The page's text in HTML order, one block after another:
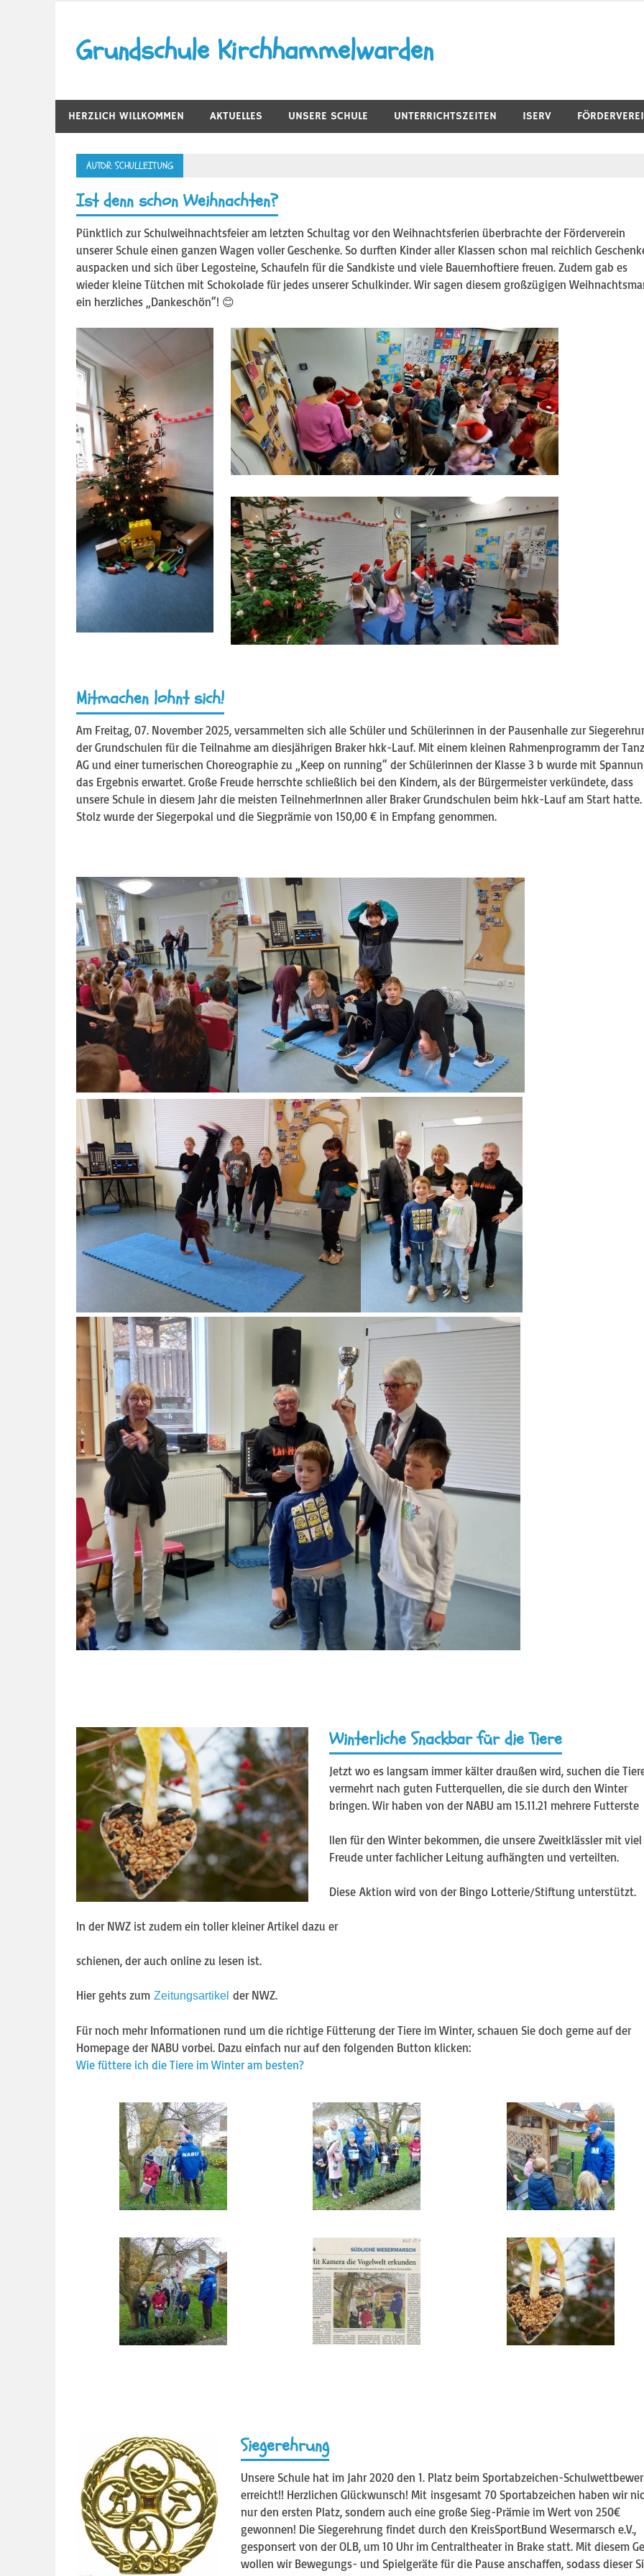
springen
Grundschule Kirchhammelwarden
HERZLICH WILLKOMMEN AKTUELLES UNSERE SCHULE UNTERRICHTSZEITEN ISERV
AUTOR: SCHULLEITUNG
Ist denn schon Weihnachten?
Pünktlich zur Schulweihnachtsfeier am letzten Schultag vor den Weihnachtsferien überbrachte der Förderverein
unserer Schule einen ganzen Wagen voller Geschenke. So durften Kinder aller Klassen schon mal reichlich
auspacken und sich über Legosteine, Schaufeln für die Sandkiste und viele Bauernhoftiere freuen. Zudem gab es
wieder kleine Tütchen mit Schokolade für jedes unserer Schulkinder. Wir sagen diesem großzügigen
ein herzliches „Dankeschön“! 😊
Mitmachen lohnt sich!
Am Freitag, 07. November 2025, versammelten sich alle Schüler und Schülerinnen in der Pausenhalle zur
der Grundschulen für die Teilnahme am diesjährigen Braker hkk-Lauf. Mit einem kleinen Rahmenprogramm der Tanz
AG und einer turnerischen Choreographie zu „Keep on running“ der Schülerinnen der Klasse 3 b wurde mit
das Ergebnis erwartet. Große Freude herrschte schließlich bei den Kindern, als der Bürgermeister verkündete, dass
unsere Schule in diesem Jahr die meisten TeilnehmerInnen aller Braker Grundschulen beim hkk-Lauf am Start hatte.
Stolz wurde der Siegerpokal und die Siegprämie von 150,00 € in Empfang genommen.
Winterliche Snackbar für die Tiere
Jetzt wo es langsam immer kälter draußen wird, suchen die
vermehrt nach guten Futterquellen, die sie durch den Winter
bringen. Wir haben von der NABU am 15.11.21 mehrere Futterste
llen für den Winter bekommen, die unsere Zweitklässler mit viel
Freude unter fachlicher Leitung aufhängten und verteilten.
Diese Aktion wird von der Bingo Lotterie/Stiftung unterstützt.
In der NWZ ist zudem ein toller kleiner Artikel dazu er
schienen, der auch online zu lesen ist.
Hier gehts zum Zeitungsartikel der NWZ.
Für noch mehr Informationen rund um die richtige Fütterung der Tiere im Winter, schauen Sie doch gerne auf der
Homepage der NABU vorbei. Dazu einfach nur auf den folgenden Button klicken:
Wie füttere ich die Tiere im Winter am besten?
Siegerehrung
Unsere Schule hat im Jahr 2020 den 1. Platz beim Sportabzeichen-
erreicht!! Herzlichen Glückwunsch! Mit insgesamt 70 Sportabzeichen haben wir
nur den ersten Platz, sondern auch eine große Sieg-Prämie im Wert von 250€
gewonnen! Die Siegerehrung findet durch den KreisSportBund Wesermarsch e.V.,
gesponsert von der OLB, um 10 Uhr im Centraltheater in Brake statt. Mit diesem
wollen wir Bewegungs- und Spielgeräte für die Pause anschaffen, sodass dieser